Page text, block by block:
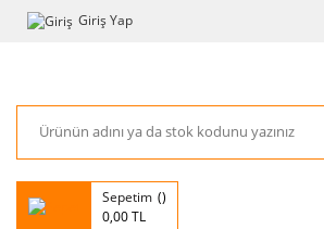
Giriş Yap
Sepetim
0,00 TL